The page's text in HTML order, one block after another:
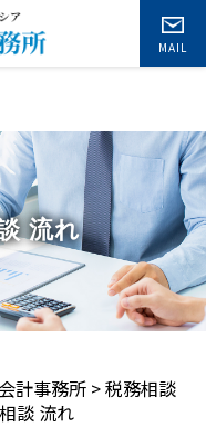
流れ
計事務所 >税務相談
談 流れ